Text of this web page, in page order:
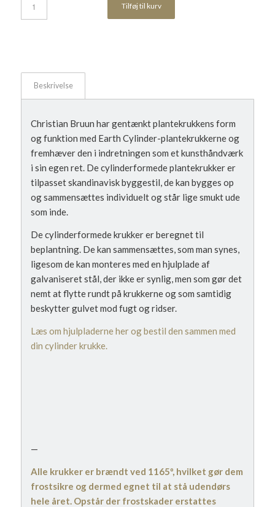
Tilføj til kurv
Beskrivelse
Christian Bruun har gentænkt plantekrukkens form
og funktion med Earth Cylinder-plantekrukkerne og
fremhæver den i indretningen som et kunsthåndværk
i sin egen ret. De cylinderformede plantekrukker er
tilpasset skandinavisk byggestil, de kan bygges op
og sammensættes individuelt og står lige smukt ude
som inde.
De cylinderformede krukker er beregnet til
beplantning. De kan sammensættes, som man synes,
ligesom de kan monteres med en hjulplade af
galvaniseret stål, der ikke er synlig, men som gør det
nemt at flytte rundt på krukkerne og som samtidig
beskytter gulvet mod fugt og ridser.
Læs om hjulpladerne her og bestil den sammen med
din cylinder krukke.
—
Alle krukker er brændt ved 1165º, hvilket gør dem
frostsikre og dermed egnet til at stå udendørs
hele året. Opstår der frostskader erstattes